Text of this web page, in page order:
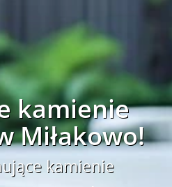
kamienie
Miłakowo!
kamienie